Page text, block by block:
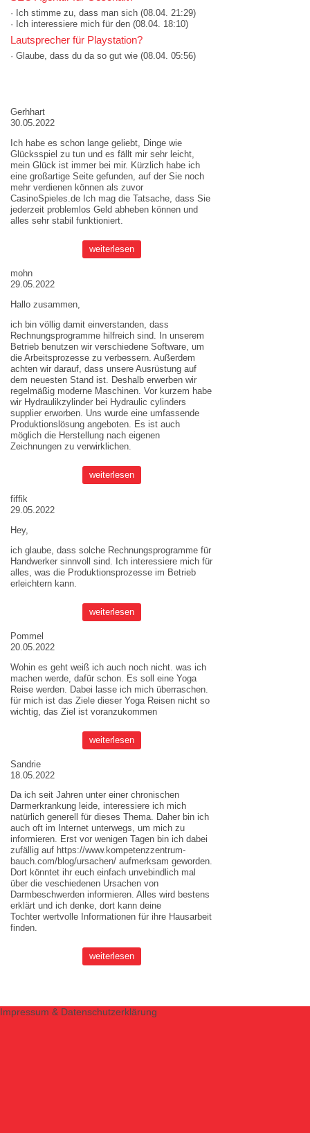
· Ich stimme zu, dass man sich (08.04. 21:29)
· Ich interessiere mich für den (08.04. 18:10)
Lautsprecher für Playstation?
· Glaube, dass du da so gut wie (08.04. 05:56)
Gerhhart
30.05.2022
Ich habe es schon lange geliebt, Dinge wie
Glücksspiel zu tun und es fällt mir sehr leicht,
mein Glück ist immer bei mir. Kürzlich habe ich
eine großartige Seite gefunden, auf der Sie noch
mehr verdienen können als zuvor
CasinoSpieles.de Ich mag die Tatsache, dass Sie
jederzeit problemlos Geld abheben können und
alles sehr stabil funktioniert.
weiterlesen
mohn
29.05.2022
Hallo zusammen,
ich bin völlig damit einverstanden, dass
Rechnungsprogramme hilfreich sind. In unserem
Betrieb benutzen wir verschiedene Software, um
die Arbeitsprozesse zu verbessern. Außerdem
achten wir darauf, dass unsere Ausrüstung auf
dem neuesten Stand ist. Deshalb erwerben wir
regelmäßig moderne Maschinen. Vor kurzem habe
wir Hydraulikzylinder bei Hydraulic cylinders
supplier erworben. Uns wurde eine umfassende
Produktionslösung angeboten. Es ist auch
möglich die Herstellung nach eigenen
Zeichnungen zu verwirklichen.
weiterlesen
fiffik
29.05.2022
Hey,
ich glaube, dass solche Rechnungsprogramme für
Handwerker sinnvoll sind. Ich interessiere mich für
alles, was die Produktionsprozesse im Betrieb
erleichtern kann.
weiterlesen
Pommel
20.05.2022
Wohin es geht weiß ich auch noch nicht. was ich
machen werde, dafür schon. Es soll eine Yoga
Reise werden. Dabei lasse ich mich überraschen.
für mich ist das Ziele dieser Yoga Reisen nicht so
wichtig, das Ziel ist voranzukommen
weiterlesen
Sandrie
18.05.2022
Da ich seit Jahren unter einer chronischen
Darmerkrankung leide, interessiere ich mich
natürlich generell für dieses Thema. Daher bin ich
auch oft im Internet unterwegs, um mich zu
informieren. Erst vor wenigen Tagen bin ich dabei
zufällig auf https://www.kompetenzzentrum-
bauch.com/blog/ursachen/ aufmerksam geworden.
Dort könntet ihr euch einfach unvebindlich mal
über die veschiedenen Ursachen von
Darmbeschwerden informieren. Alles wird bestens
erklärt und ich denke, dort kann deine
Tochter wertvolle Informationen für ihre Hausarbeit
finden.
weiterlesen
Impressum & Datenschutzerklärung